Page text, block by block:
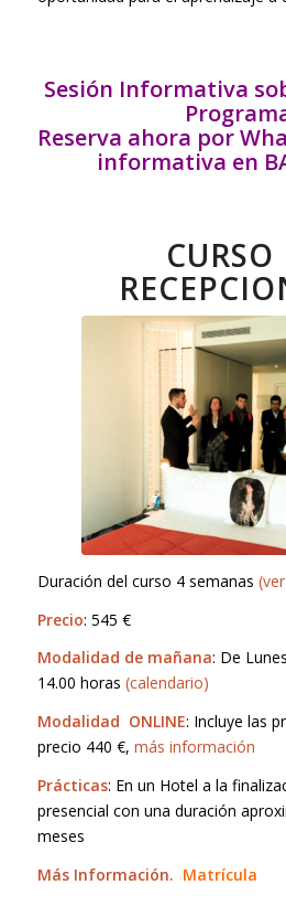
Sesión Informativa
Reserva ahora por
informativa en
CURSO
Duración del curso 4 semanas
Precio: 545 €
Modalidad de mañana: De
14.00 horas (calendario)
Modalidad ONLINE: Incluye las
precio 440 €, más información
Prácticas: En un Hotel a la
presencial con una duración
meses
Más Información. Matrícula